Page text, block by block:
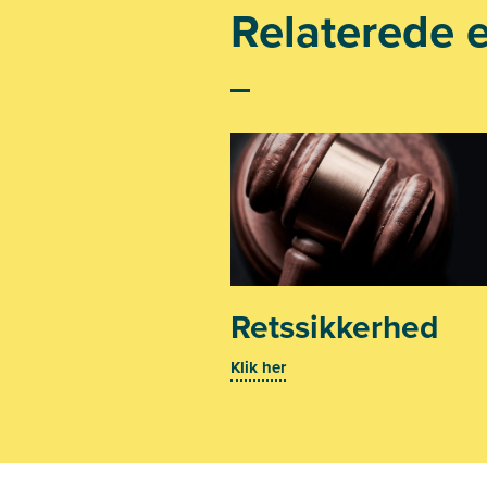
Relaterede
Retssikkerhed
Klik her